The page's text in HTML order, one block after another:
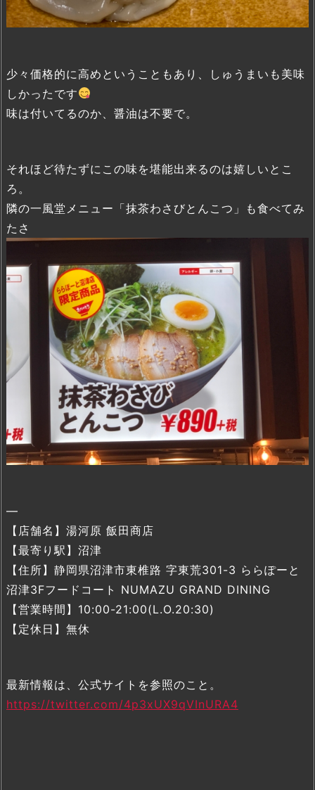
少々価格的に高めということもあり、しゅうまいも美味
しかったです
味は付いてるのか、醤油は不要で。
それほど待たずにこの味を堪能出来るのは嬉しいとこ
ろ。
隣の一風堂メニュー「抹茶わさびとんこつ」も食べてみ
たさ
—
【店舗名】湯河原 飯田商店
【最寄り駅】沼津
【住所】静岡県沼津市東椎路 字東荒301-3 ららぽーと
沼津3Fフードコート NUMAZU GRAND DINING
【営業時間】10:00-21:00(L.O.20:30)
【定休日】無休
最新情報は、公式サイトを参照のこと。
https://twitter.com/4p3xUX9qVInURA4